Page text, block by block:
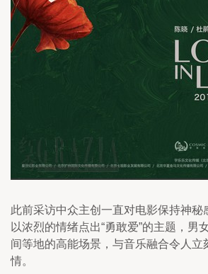
此前采访中众主创一直对电影保持神秘
以浓烈的情绪点出“勇敢爱”的主题，男
间等地的高能场景，与音乐融合令人立
情。